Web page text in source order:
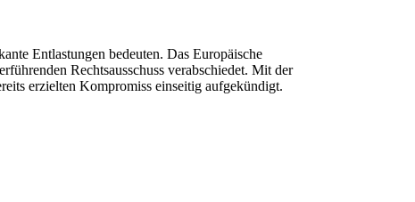
Entlastungen bedeuten. Das Europäische
Rechtsausschuss verabschiedet. Mit der
erzielten Kompromiss einseitig aufgekündigt.